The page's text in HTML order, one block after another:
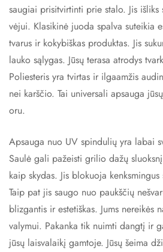
saugiai prisitvirtinti prie stalo. Jis
vėjui. Klasikinė juoda spalva suteikia
tvarus ir kokybiškas produktas. Jis
lauko sąlygas. Jūsų terasa atrodys
Poliesteris yra tvirtas ir ilgaamžis
nei karščio. Tai universali apsauga
oru.
Apsauga nuo UV spindulių yra labai
Saulė gali pažeisti grilio dažų
kaip skydas. Jis blokuoja
Taip pat jis saugo nuo paukščių
blizgantis ir estetiškas. Jums nereikės
valymui. Pakanka tik nuimti dangtį ir
jūsų laisvalaikį gamtoje. Jūsų šeima